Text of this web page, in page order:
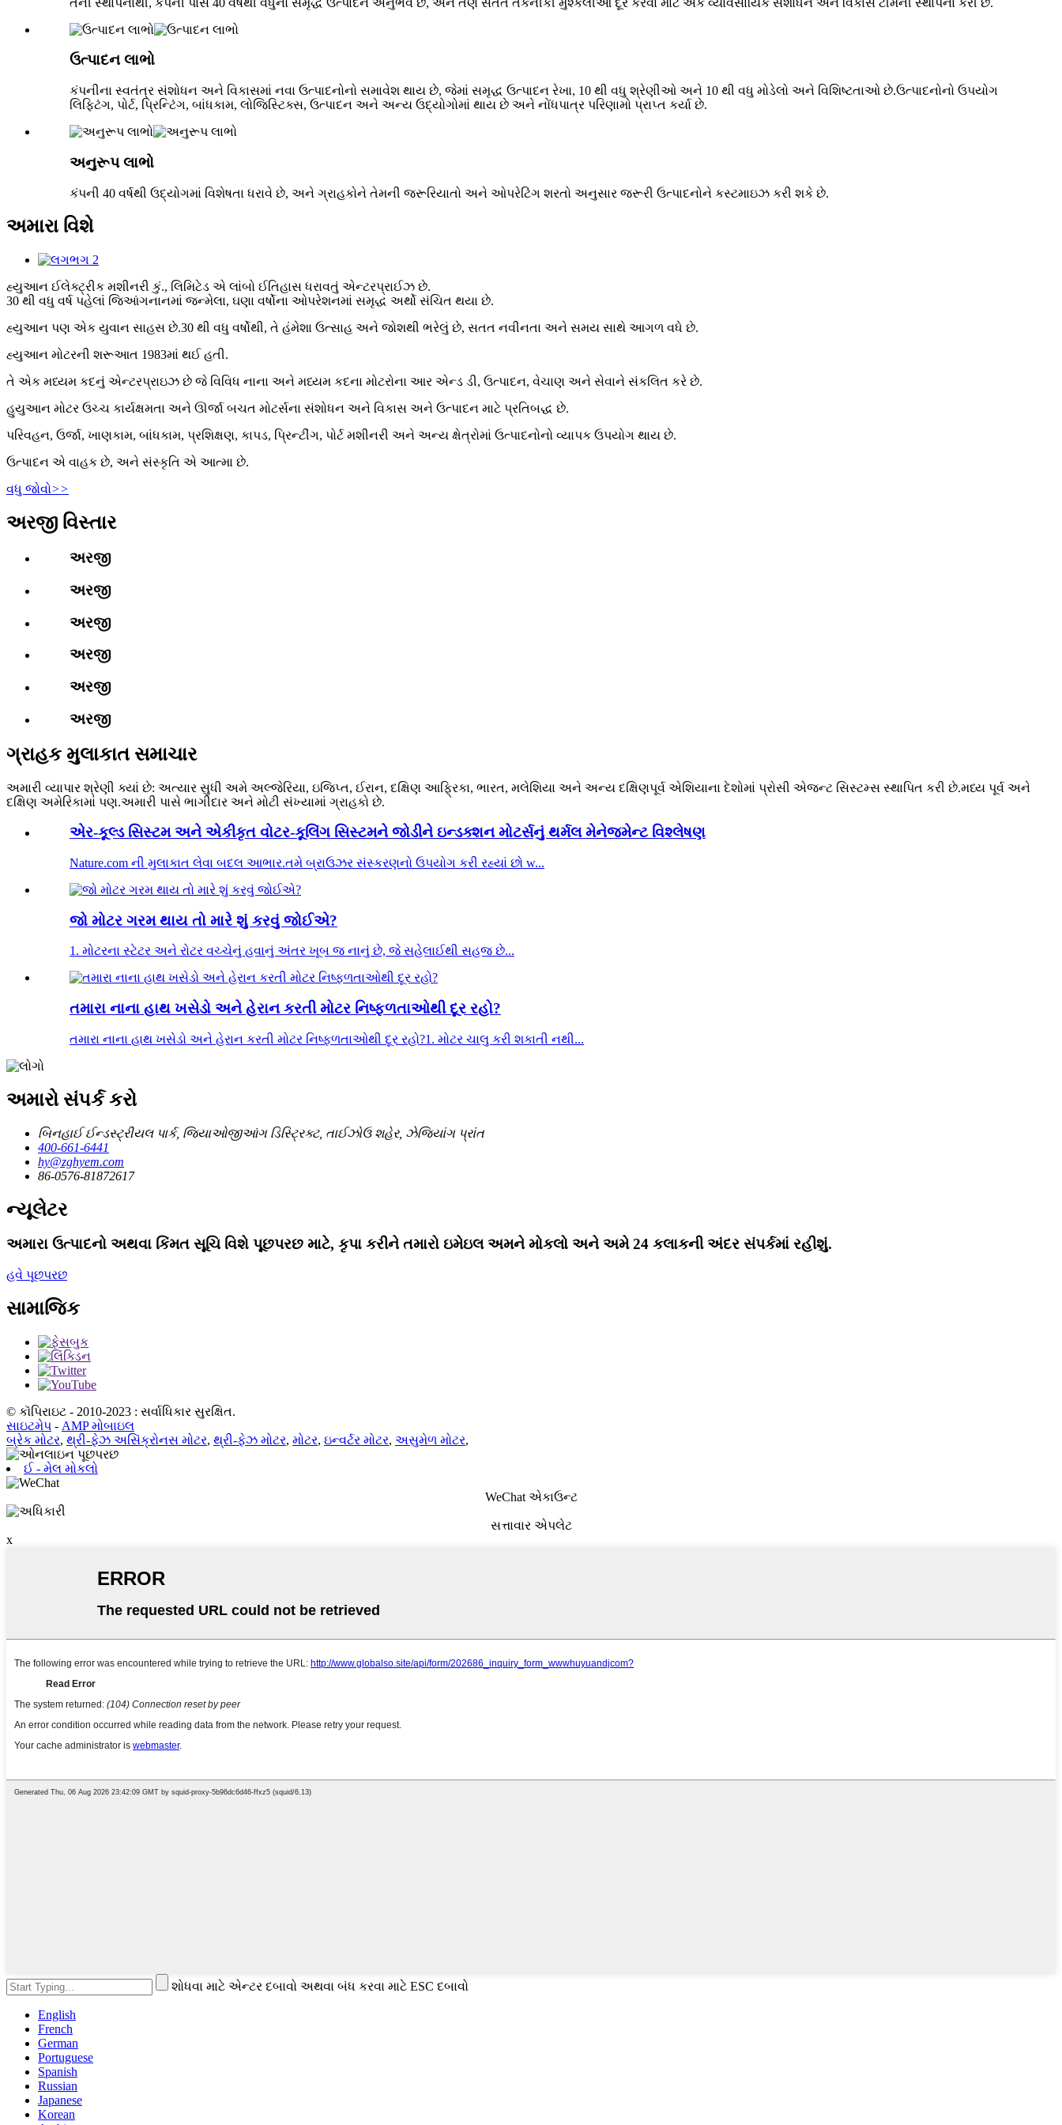
ઉત્પાદન લાભો
કંપનીના સ્વતંત્ર સંશોધન અને વિકાસમાં નવા ઉત્પાદનોનો સમાવેશ થાય છે, જેમાં સમૃદ્ધ ઉત્પાદન રેખા, 10 થી વધુ શ્રેણીઓ અને 10 થી વધુ મોડેલો અને વિશિષ્ટતાઓ છે.ઉત્પાદનોનો ઉપયોગ
લિફ્ટિંગ, પોર્ટ, પ્રિન્ટિંગ, બાંધકામ, લોજિસ્ટિક્સ, ઉત્પાદન અને અન્ય ઉદ્યોગોમાં થાય છે અને નોંધપાત્ર પરિણામો પ્રાપ્ત કર્યા છે.
અનુરૂપ લાભો
કંપની 40 વર્ષથી ઉદ્યોગમાં વિશેષતા ધરાવે છે, અને ગ્રાહકોને તેમની જરૂરિયાતો અને ઓપરેટિંગ શરતો અનુસાર જરૂરી ઉત્પાદનોને કસ્ટમાઇઝ કરી શકે છે.
અમારા વિશે
હ્યુઆન ઈલેક્ટ્રીક મશીનરી કું., લિમિટેડ એ લાંબો ઈતિહાસ ધરાવતું એન્ટરપ્રાઈઝ છે.
30 થી વધુ વર્ષ પહેલાં જિઆંગનાનમાં જન્મેલા, ઘણા વર્ષોના ઓપરેશનમાં સમૃદ્ધ અર્થો સંચિત થયા છે.
હ્યુઆન પણ એક યુવાન સાહસ છે.30 થી વધુ વર્ષોથી, તે હંમેશા ઉત્સાહ અને જોશથી ભરેલું છે, સતત નવીનતા અને સમય સાથે આગળ વધે છે.
હ્યુઆન મોટરની શરૂઆત 1983માં થઈ હતી.
તે એક મધ્યમ કદનું એન્ટરપ્રાઇઝ છે જે વિવિધ નાના અને મધ્યમ કદના મોટરોના આર એન્ડ ડી, ઉત્પાદન, વેચાણ અને સેવાને સંકલિત કરે છે.
હુયુઆન મોટર ઉચ્ચ કાર્યક્ષમતા અને ઊર્જા બચત મોટર્સના સંશોધન અને વિકાસ અને ઉત્પાદન માટે પ્રતિબદ્ધ છે.
પરિવહન, ઉર્જા, ખાણકામ, બાંધકામ, પ્રશિક્ષણ, કાપડ, પ્રિન્ટીંગ, પોર્ટ મશીનરી અને અન્ય ક્ષેત્રોમાં ઉત્પાદનોનો વ્યાપક ઉપયોગ થાય છે.
ઉત્પાદન એ વાહક છે, અને સંસ્કૃતિ એ આત્મા છે.
વધુ જોવો>>
અરજી વિસ્તાર
અરજી
અરજી
અરજી
અરજી
અરજી
અરજી
ગ્રાહક મુલાકાત સમાચાર
અમારી વ્યાપાર શ્રેણી ક્યાં છે: અત્યાર સુધી અમે અલ્જેરિયા, ઇજિપ્ત, ઈરાન, દક્ષિણ આફ્રિકા, ભારત, મલેશિયા અને અન્ય દક્ષિણપૂર્વ એશિયાના દેશોમાં પ્રોસી એજન્ટ સિસ્ટમ્સ સ્થાપિત કરી છે.મધ્ય પૂર્વ અને
દક્ષિણ અમેરિકામાં પણ.અમારી પાસે ભાગીદાર અને મોટી સંખ્યામાં ગ્રાહકો છે.
એર-કૂલ્ડ સિસ્ટમ અને એકીકૃત વોટર-કૂલિંગ સિસ્ટમને જોડીને ઇન્ડક્શન મોટર્સનું થર્મલ મેનેજમેન્ટ વિશ્લેષણ
Nature.com ની મુલાકાત લેવા બદલ આભાર.તમે બ્રાઉઝર સંસ્કરણનો ઉપયોગ કરી રહ્યાં છો w...
જો મોટર ગરમ થાય તો મારે શું કરવું જોઈએ?
1. મોટરના સ્ટેટર અને રોટર વચ્ચેનું હવાનું અંતર ખૂબ જ નાનું છે, જે સહેલાઈથી સહજ છે...
તમારા નાના હાથ ખસેડો અને હેરાન કરતી મોટર નિષ્ફળતાઓથી દૂર રહો?
તમારા નાના હાથ ખસેડો અને હેરાન કરતી મોટર નિષ્ફળતાઓથી દૂર રહો?1. મોટર ચાલુ કરી શકાતી નથી...
અમારો સંપર્ક કરો
બિનહાઈ ઈન્ડસ્ટ્રીયલ પાર્ક, જિયાઓજીઆંગ ડિસ્ટ્રિક્ટ, તાઈઝોઉ શહેર, ઝેજિયાંગ પ્રાંત
400-661-6441
hy@zghyem.com
86-0576-81872617
ન્યૂલેટર
અમારા ઉત્પાદનો અથવા કિંમત સૂચિ વિશે પૂછપરછ માટે, કૃપા કરીને તમારો ઇમેઇલ અમને મોકલો અને અમે 24 કલાકની અંદર સંપર્કમાં રહીશું.
હવે પૂછપરછ
સામાજિક
© કૉપિરાઇટ - 2010-2023 : સર્વાધિકાર સુરક્ષિત.
સાઇટમેપ - AMP મોબાઇલ
બ્રેક મોટર, થ્રી-ફેઝ અસિંક્રોનસ મોટર, થ્રી-ફેઝ મોટર, મોટર, ઇન્વર્ટર મોટર, અસુમેળ મોટર,
ઈ - મેલ મોકલો
WeChat એકાઉન્ટ
સત્તાવાર એપલેટ
x
શોધવા માટે એન્ટર દબાવો અથવા બંધ કરવા માટે ESC દબાવો
English
French
German
Portuguese
Spanish
Russian
Japanese
Korean